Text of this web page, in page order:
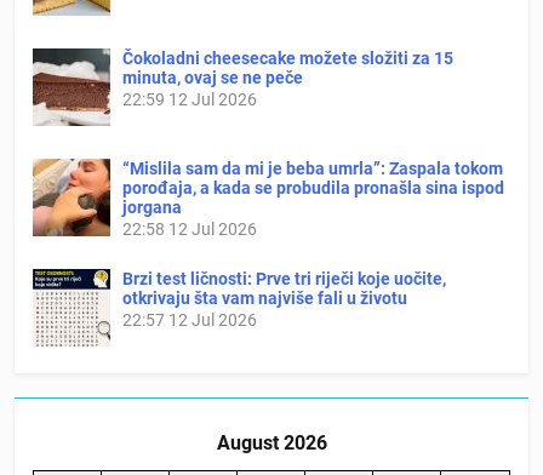
Čokoladni cheesecake možete složiti za 15
minuta, ovaj se ne peče
22:59 12 Jul 2026
“Mislila sam da mi je beba umrla”: Zaspala tokom
porođaja, a kada se probudila pronašla sina ispod
jorgana
22:58 12 Jul 2026
Brzi test ličnosti: Prve tri riječi koje uočite,
otkrivaju šta vam najviše fali u životu
22:57 12 Jul 2026
August 2026